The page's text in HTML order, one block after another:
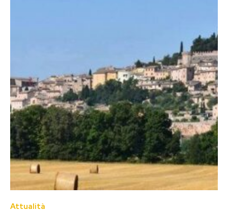
Attualità